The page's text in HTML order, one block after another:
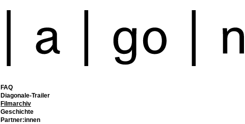
FAQ
Diagonale-Trailer
Filmarchiv
Geschichte
Partner:innen